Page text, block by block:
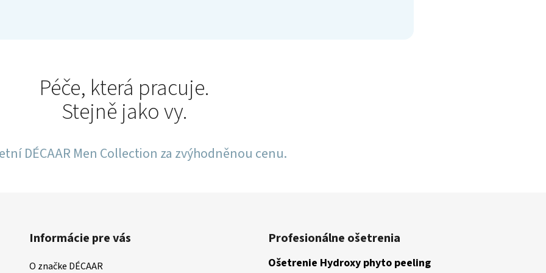
Péče, která pracuje.
Stejně jako vy.
DÉCAAR Men Collection za zvýhodněnou cenu.
Informácie pre vás
O značke DÉCAAR
Profesionálne ošetrenia
Ošetrenie Hydroxy phyto peeling